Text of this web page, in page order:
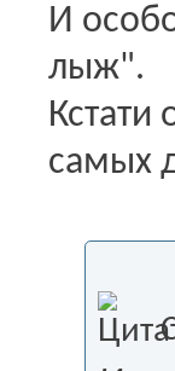
И
лыж".
Кстати
самых